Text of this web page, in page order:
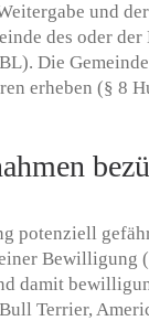
und
des oder
Die
erheben (§ 8
potenziell
Bewilligung
damit
Terrier,